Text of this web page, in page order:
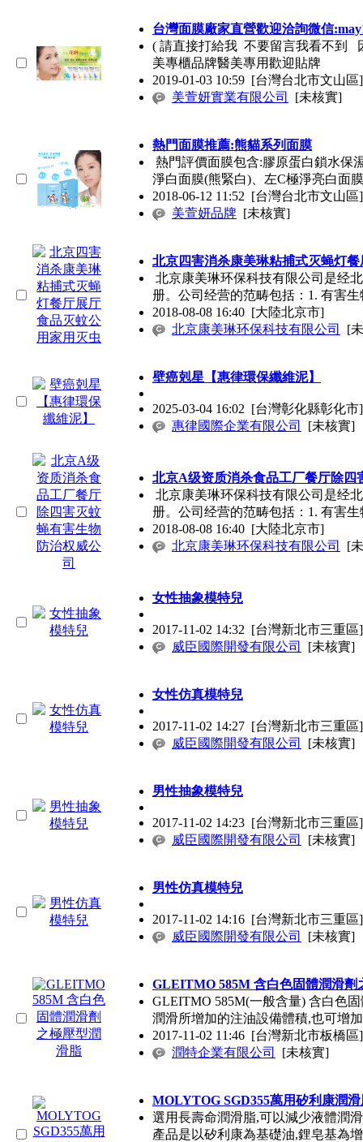
台灣面膜廠家直營歡迎洽詢微信
( 請直接打給我 不要留言我看不到
美專櫃品牌醫美專用歡迎貼牌
2019-01-03 10:59 [台灣台北市文山區]
美萱妍實業有限公司
[未核實]
熱門面膜推薦:熊貓系列面膜
熱門評價面膜包含:膠原蛋白鎖水保
淨白面膜(熊緊白)、左C極淨亮白面
2018-06-12 11:52 [台灣台北市文山區]
美萱妍品牌 [未核實]
北京四害消杀康美琳粘捕式灭蝇灯
北京康美琳环保科技有限公司是经
册。公司经营的范畴包括：1. 有害生
2018-08-08 16:40 [大陸北京市]
北京康美琳环保科技有限公司
[
壁癌剋星【惠律環保纖維泥】
2025-03-04 16:02 [台灣彰化縣彰化市]
惠律國際企業有限公司
[未核實]
北京A级资质消杀食品工厂餐厅除四
北京康美琳环保科技有限公司是经
册。公司经营的范畴包括：1. 有害生
2018-08-08 16:40 [大陸北京市]
北京康美琳环保科技有限公司
[
女性抽象模特兒
2017-11-02 14:32 [台灣新北市三重區]
威臣國際開發有限公司
[未核實]
女性仿真模特兒
2017-11-02 14:27 [台灣新北市三重區]
威臣國際開發有限公司
[未核實]
男性抽象模特兒
2017-11-02 14:23 [台灣新北市三重區]
威臣國際開發有限公司
[未核實]
男性仿真模特兒
2017-11-02 14:16 [台灣新北市三重區]
威臣國際開發有限公司
[未核實]
GLEITMO 585M 含白色固體潤滑劑
GLEITMO 585M(一般含量) 含白色
潤滑所增加的注油設備體積,也可增
2017-11-02 11:46 [台灣新北市板橋區]
潤特企業有限公司
[未核實]
MOLYTOG SGD355萬用矽利康潤滑
選用長壽命潤滑脂,可以減少液體潤
產品是以矽利康為基礎油,鋰皂基為